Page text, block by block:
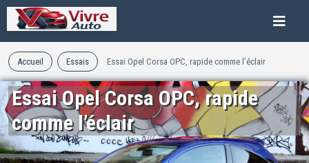
Accueil Essais Essai Opel Corsa OPC, rapide comme l’éclair
Essai Opel Corsa OPC, rapide
comme l’éclair